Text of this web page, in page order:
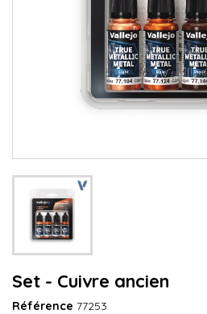
Set - Cuivre ancien
Référence 77253